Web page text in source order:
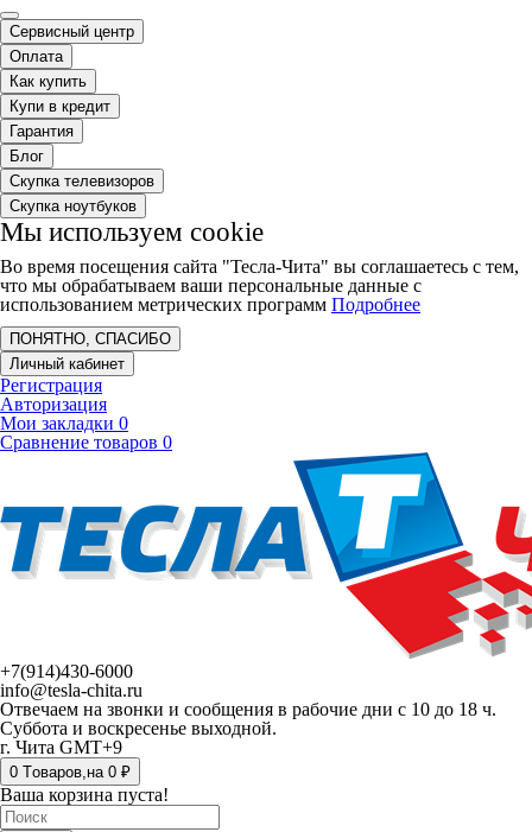
Сервисный центр
Оплата
Как купить
Купи в кредит
Гарантия
Блог
Скупка телевизоров
Скупка ноутбуков
Мы используем cookie
Во время посещения сайта "Тесла-Чита" вы соглашаетесь с тем,
что мы обрабатываем ваши персональные данные с
использованием метрических программ Подробнее
ПОНЯТНО, СПАСИБО
Личный кабинет
Регистрация
Авторизация
Мои закладки 0
Сравнение товаров 0
+7(914)430-6000
info@tesla-chita.ru
Отвечаем на звонки и сообщения в рабочие дни с 10 до 18 ч.
Суббота и воскресенье выходной.
г. Чита GMT+9
0 Tоваров,на 0 ₽
Ваша корзина пуста!